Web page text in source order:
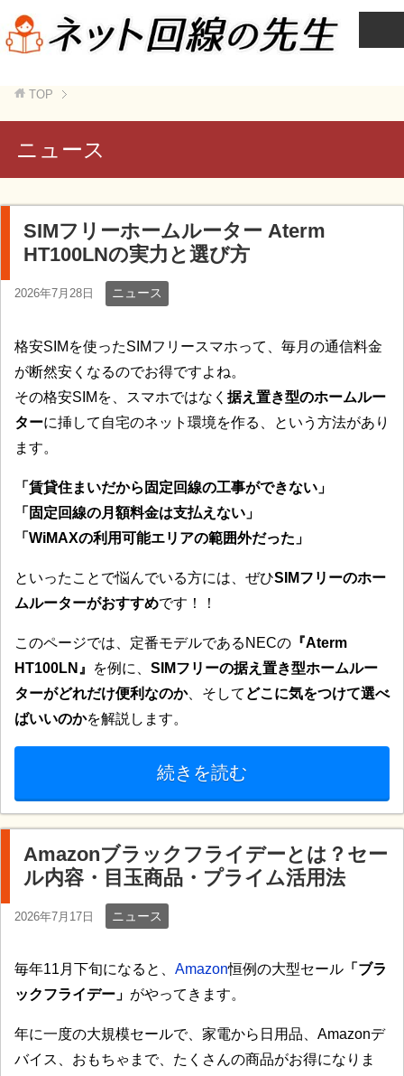
TOP
ニュース
SIMフリーホームルーター Aterm
HT100LNの実力と選び方
2026年7月28日 ニュース
格安SIMを使ったSIMフリースマホって、毎月の通信料金
が断然安くなるのでお得ですよね。
その格安SIMを、スマホではなく 据え置き型のホームルー
ターに挿して自宅のネット環境を作る、という方法があり
ます。
「賃貸住まいだから固定回線の工事ができない」
「固定回線の月額料金は支払えない」
「WiMAXの利用可能エリアの範囲外だった」
といったことで悩んでいる方には、ぜひSIMフリーのホー
ムルーターがおすすめです！！
このページでは、定番モデルであるNECの 『Aterm
HT100LN』
を例に、 SIMフリーの据え置き型ホームルー
ターがどれだけ便利なのか、そして どこに気をつけて選べ
ばいいのかを解説します。
続きを読む
Amazonブラックフライデーとは？セー
ル内容・目玉商品・プライム活用法
2026年7月17日 ニュース
毎年11月下旬になると、 Amazon恒例の大型セール 「ブラ
ックフライデー」 がやってきます。
年に一度の大規模セールで、家電から日用品、Amazonデ
バイス、おもちゃまで、たくさんの商品がお得になりま